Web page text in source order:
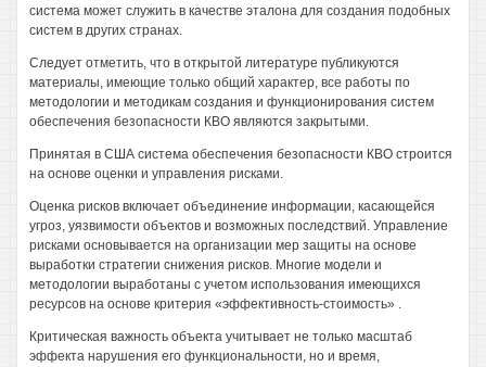
система может служить в качестве эталона для создания подобных
систем в других странах.
Следует отметить, что в открытой литературе публикуются
материалы, имеющие только общий характер, все работы по
методологии и методикам создания и функционирования систем
обеспечения безопасности КВО являются закрытыми.
Принятая в США система обеспечения безопасности КВО строится
на основе оценки и управления рисками.
Оценка рисков включает объединение информации, касающейся
угроз, уязвимости объектов и возможных последствий. Управление
рисками основывается на организации мер защиты на основе
выработки стратегии снижения рисков. Многие модели и
методологии выработаны с учетом использования имеющихся
ресурсов на основе критерия «эффективность-стоимость» .
Критическая важность объекта учитывает не только масштаб
эффекта нарушения его функциональности, но и время,